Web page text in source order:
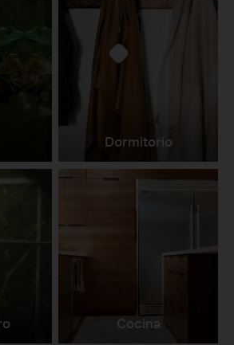
Dormitorio
Cocina